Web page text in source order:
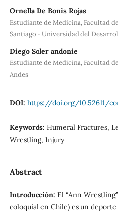
Ornella De Bonis Rojas
Estudiante de Medicina, Facultad
Santiago - Universidad del
Diego Soler andonie
Estudiante de Medicina, Facultad
Andes
DOI: https://doi.org/10.52611/
Keywords: Humeral Fractures,
Wrestling, Injury
Abstract
Introducción: El “Arm
coloquial en Chile) es un